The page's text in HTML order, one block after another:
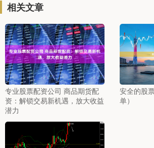
相关文章
专业股票配资公司 商品期货配
资：解锁交易新机遇，放大收益
潜力
安全的股
单）